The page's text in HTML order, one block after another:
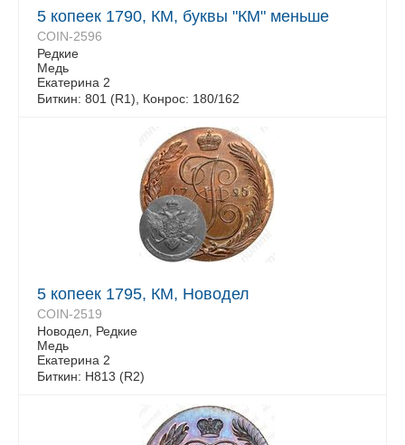
5 копеек 1790, КМ, буквы "КМ" меньше
COIN-2596
Редкие
Медь
Екатерина 2
Биткин: 801 (R1), Конрос: 180/162
5 копеек 1795, КМ, Новодел
COIN-2519
Новодел, Редкие
Медь
Екатерина 2
Биткин: H813 (R2)